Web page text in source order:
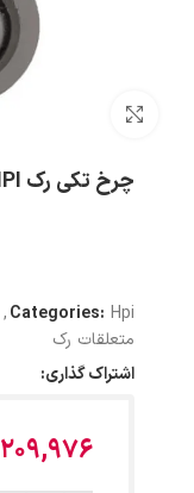
چرخ تکی رک HPI
Categories: Hpi
,
متعلقات رک
اشتراک گذاری:
209,976